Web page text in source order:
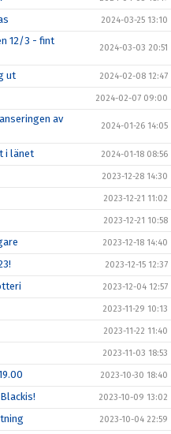
2024-03-25 13:10
12/3 - fint
2024-03-03 20:51
ut 2024-02-08 12:47
2024-02-07 09:00
av
2024-01-26 14:05
i länet 2024-01-18 08:56
2023-12-28 14:30
2023-12-21 11:02
2023-12-21 10:58
2023-12-18 14:40
2023-12-15 12:37
2023-12-04 12:57
2023-11-29 10:13
2023-11-22 11:40
2023-11-03 18:53
2023-10-30 18:40
2023-10-09 13:02
2023-10-04 22:59